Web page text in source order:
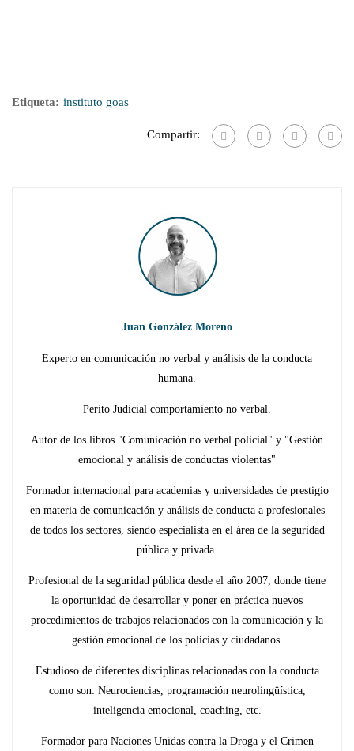
Etiqueta: instituto goas
Compartir:
Juan González Moreno
Experto en comunicación no verbal y análisis de la conducta
humana.
Perito Judicial comportamiento no verbal.
Autor de los libros "Comunicación no verbal policial" y "Gestión
emocional y análisis de conductas violentas"
Formador internacional para academias y universidades de prestigio
en materia de comunicación y análisis de conducta a profesionales
de todos los sectores, siendo especialista en el área de la seguridad
pública y privada.
Profesional de la seguridad pública desde el año 2007, donde tiene
la oportunidad de desarrollar y poner en práctica nuevos
procedimientos de trabajos relacionados con la comunicación y la
gestión emocional de los policías y ciudadanos.
Estudioso de diferentes disciplinas relacionadas con la conducta
como son: Neurociencias, programación neurolingüística,
inteligencia emocional, coaching, etc.
Formador para Naciones Unidas contra la Droga y el Crimen